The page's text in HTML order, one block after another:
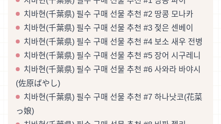
치바현(千葉県) 필수 구매 선물 추천 #2 땅콩 모나카
치바현(千葉県) 필수 구매 선물 추천 #3 젖은 센베이
치바현(千葉県) 필수 구매 선물 추천 #4 보소 새우 전병
치바현(千葉県) 필수 구매 선물 추천 #5 장어 시구레니
치바현(千葉県) 필수 구매 선물 추천 #6 사와라 바야시
(佐原ばやし)
치바현(千葉県) 필수 구매 선물 추천 #7 하나낫코(花菜
っ娘)